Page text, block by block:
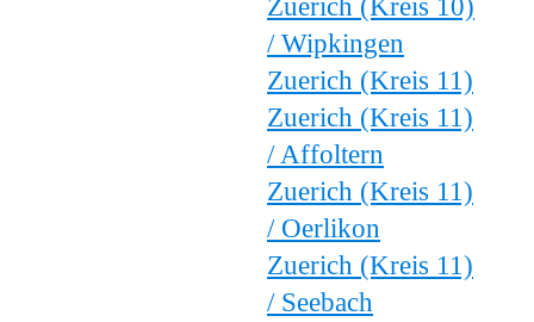
/ Wipkingen
Zuerich (Kreis 11)
Zuerich (Kreis 11)
/ Affoltern
Zuerich (Kreis 11)
/ Oerlikon
Zuerich (Kreis 11)
/ Seebach